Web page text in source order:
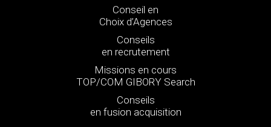
Conseil en
Choix d’Agences
Conseils
en recrutement
Missions en cours
TOP/COM GIBORY Search
Conseils
en fusion acquisition